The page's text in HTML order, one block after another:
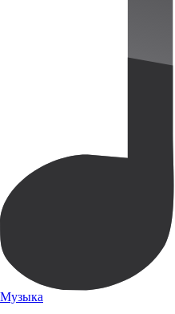
Музыка